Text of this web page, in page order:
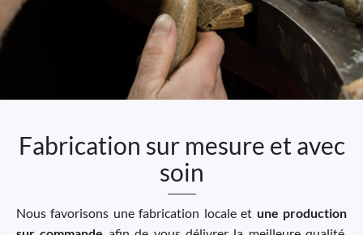
Fabrication sur mesure et avec
soin
Nous favorisons une fabrication locale et une production